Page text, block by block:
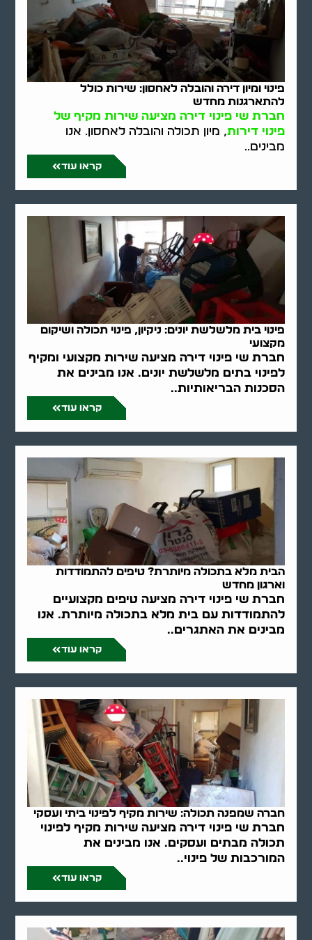
פינוי ומיון דירה והובלה לאחסון: שירות כולל
להתארגנות מחדש
חברת שי פינוי דירה מציעה שירות מקיף של
פינוי דירות, מיון תכולה והובלה לאחסון. אנו
מבינים..
קראו עוד
פינוי בית מלשלשת יונים: ניקיון, פינוי תכולה ושיקום
מקצועי
חברת שי פינוי דירה מציעה שירות מקצועי ומקיף
לפינוי בתים מלשלשת יונים. אנו מבינים את
הסכנות הבריאותיות..
קראו עוד
הבית מלא בתכולה מיותרת? טיפים להתמודדות
וארגון מחדש
חברת שי פינוי דירה מציעה טיפים מקצועיים
להתמודדות עם בית מלא בתכולה מיותרת. אנו
מבינים את האתגרים..
קראו עוד
חברה שמפנה תכולה: שירות מקיף לפינוי ביתי ועסקי
חברת שי פינוי דירה מציעה שירות מקיף לפינוי
תכולה מבתים ועסקים. אנו מבינים את
המורכבות של פינוי..
קראו עוד